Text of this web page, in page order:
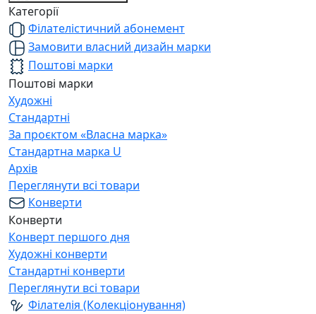
Категорії
Філателістичний абонемент
Замовити власний дизайн марки
Поштові марки
Поштові марки
Художні
Стандартні
За проєктом «Власна марка»
Стандартна марка U
Архів
Переглянути всі товари
Конверти
Конверти
Конверт першого дня
Художні конверти
Стандартні конверти
Переглянути всі товари
Філателія (Колекціонування)